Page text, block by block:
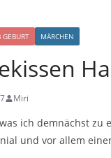
GEBURT MÄRCHEN
Miri
ich demnächst zu
und vor allem